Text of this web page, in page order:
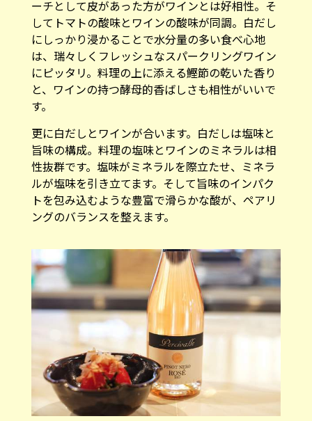
ーチとして皮があった方がワインとは好相性。そ
してトマトの酸味とワインの酸味が同調。白だし
にしっかり浸かることで水分量の多い食べ心地
は、瑞々しくフレッシュなスパークリングワイン
にピッタリ。料理の上に添える鰹節の乾いた香り
と、ワインの持つ酵母的香ばしさも相性がいいで
す。
更に白だしとワインが合います。白だしは塩味と
旨味の構成。料理の塩味とワインのミネラルは相
性抜群です。塩味がミネラルを際立たせ、ミネラ
ルが塩味を引き立てます。そして旨味のインパク
トを包み込むような豊富で滑らかな酸が、ペアリ
ングのバランスを整えます。